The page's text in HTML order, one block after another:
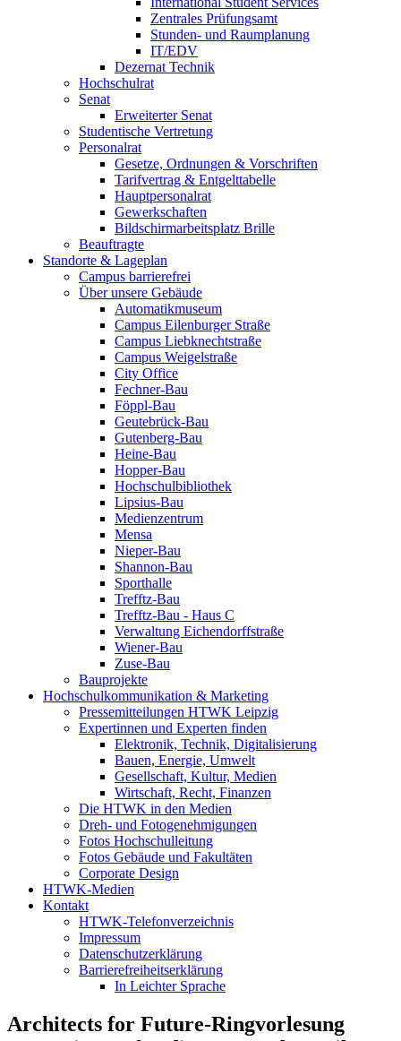
Zentrales Prüfungsamt
Stunden- und Raumplanung
IT/EDV
Dezernat Technik
Hochschulrat
Senat
Erweiterter Senat
Studentische Vertretung
Personalrat
Gesetze, Ordnungen & Vorschriften
Tarifvertrag & Entgelttabelle
Hauptpersonalrat
Gewerkschaften
Bildschirmarbeitsplatz Brille
Beauftragte
Standorte & Lageplan
Campus barrierefrei
Über unsere Gebäude
Automatikmuseum
Campus Eilenburger Straße
Campus Liebknechtstraße
Campus Weigelstraße
City Office
Fechner-Bau
Föppl-Bau
Geutebrück-Bau
Gutenberg-Bau
Heine-Bau
Hopper-Bau
Hochschulbibliothek
Lipsius-Bau
Medienzentrum
Mensa
Nieper-Bau
Shannon-Bau
Sporthalle
Trefftz-Bau
Trefftz-Bau - Haus C
Verwaltung Eichendorffstraße
Wiener-Bau
Zuse-Bau
Bauprojekte
Hochschulkommunikation & Marketing
Pressemitteilungen HTWK Leipzig
Expertinnen und Experten finden
Elektronik, Technik, Digitalisierung
Bauen, Energie, Umwelt
Gesellschaft, Kultur, Medien
Wirtschaft, Recht, Finanzen
Die HTWK in den Medien
Dreh- und Fotogenehmigungen
Fotos Hochschulleitung
Fotos Gebäude und Fakultäten
Corporate Design
HTWK-Medien
Kontakt
HTWK-Telefonverzeichnis
Impressum
Datenschutzerklärung
Barrierefreiheitserklärung
In Leichter Sprache
Architects for Future-Ringvorlesung